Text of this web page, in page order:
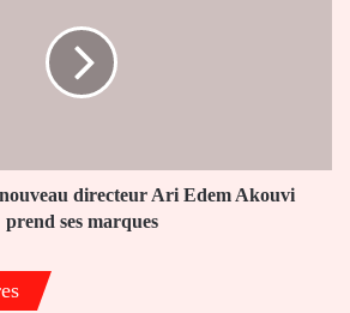
directeur Ari Edem Akouvi
prend ses marques